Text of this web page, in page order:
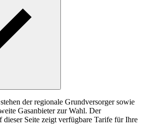
der regionale Grundversorger sowie
Gasanbieter zur Wahl. Der
dieser Seite zeigt verfügbare Tarife für Ihre